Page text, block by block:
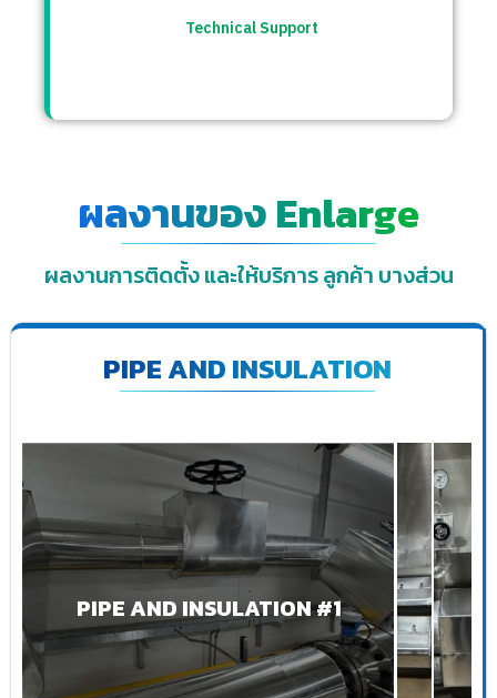
Technical Support
ผลงานของ Enlarge
ผลงานการติดตั้ง และให้บริการ ลูกค้า บางส่วน
PIPE AND INSULATION
PIPE AND INSULATION #1